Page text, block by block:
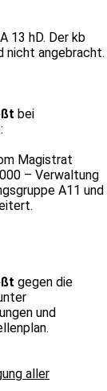
13 hD. Der kb
nicht angebracht.
bei
Magistrat
– Verwaltung
A11 und
gegen die
und
aller